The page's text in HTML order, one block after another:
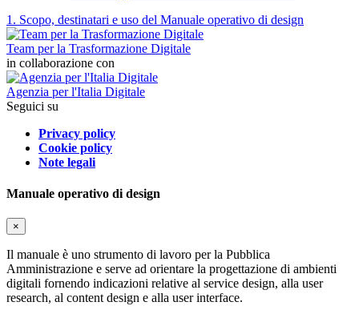
1. Scopo, destinatari e uso del Manuale operativo di design
Team per la Trasformazione Digitale
in collaborazione con
Agenzia per l'Italia Digitale
Seguici su
Privacy policy
Cookie policy
Note legali
Manuale operativo di design
×
Il manuale è uno strumento di lavoro per la Pubblica
Amministrazione e serve ad orientare la progettazione di ambienti
digitali fornendo indicazioni relative al service design, alla user
research, al content design e alla user interface.